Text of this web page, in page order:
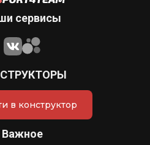
сервисы
в конструктор
Важное